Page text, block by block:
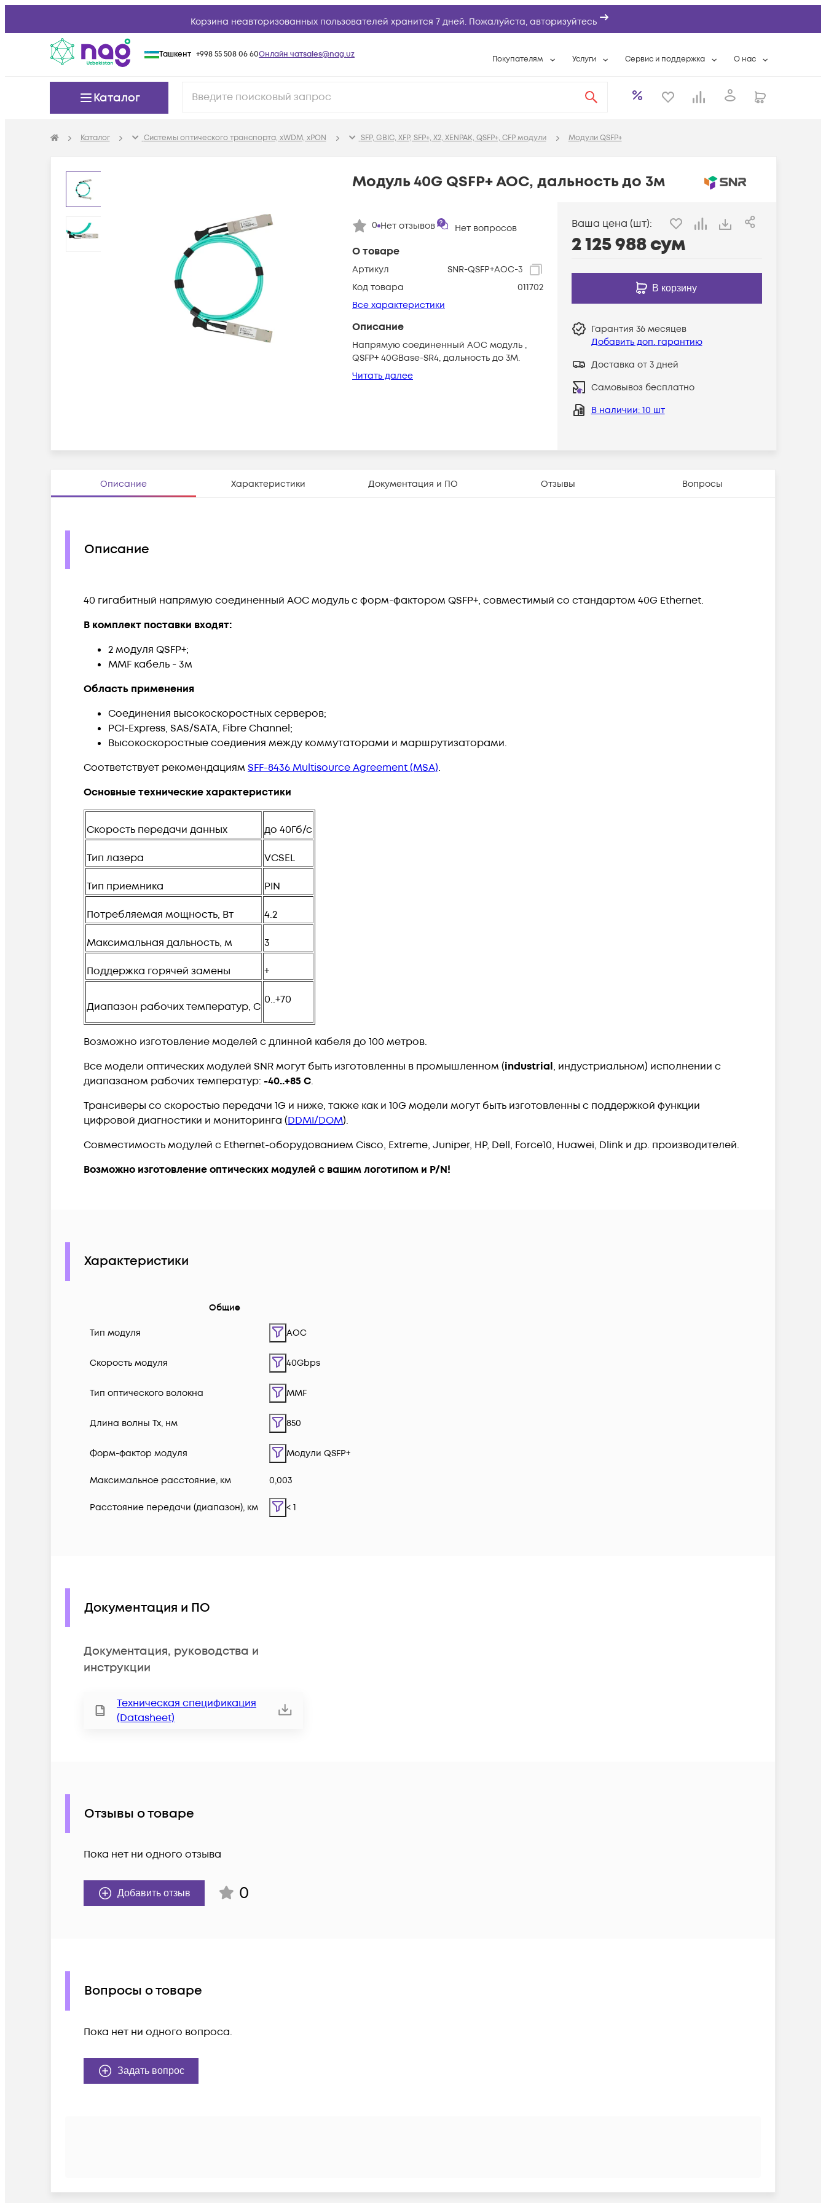
Корзина неавторизованных пользователей хранится 7 дней. Пожалуйста, авторизуйтесь
Ташкент +998 55 508 06 60Онлайн чатsales@nag.uz Покупателям
Вопросы и ответы
База знаний
Услуги
Расширенная гарантия
Сервис и поддержка
Разовые выездные работы
Условия оказания услуг
О нас
Контактная
Каталог
Каталог Системы оптического транспорта, xWDM, xPON SFP, GBIC, XFP, SFP+, X2, XENPAK, QSFP+, CFP модули Модули QSFP+
О товаре
Артикул
SNR-QSFP+AOC-3
Код товара
011702
Все характеристики
Описание
Напрямую соединенный AOC модуль ,
QSFP+ 40GBase-SR4, дальность до 3М.
Читать далее
Модуль 40G QSFP+ AOC, дальность до 3м
0 Нет отзывов Нет вопросов Ваша цена (шт):
2 125 988сум
В корзину
Гарантия 36 месяцев
Добавить доп. гарантию
Доставка от 3 дней
Самовывоз бесплатно
В наличии: 10 шт
Описание Характеристики Документация и ПО Отзывы Вопросы
Описание
40 гигабитный напрямую соединенный AOC модуль с форм-фактором QSFP+, совместимый со стандартом 40G Ethernet.
В комплект поставки входят:
2 модуля QSFP+;
MMF кабель - 3м
Область применения
Соединения высокоскоростных серверов;
PCI-Express, SAS/SATA, Fibre Channel;
Высокоскоростные соедиения между коммутаторами и маршрутизаторами.
Соответствует рекомендациям SFF-8436 Multisource Agreement (MSA).
Основные технические характеристики
Скорость передачи данных до 40Гб/с
Тип лазера VCSEL
Тип приемника PIN
Потребляемая мощность, Вт 4.2
Максимальная дальность, м 3
Поддержка горячей замены +
Диапазон рабочих температур, C
0..+70
Возможно изготовление моделей с длинной кабеля до 100 метров.
Все модели оптических модулей SNR могут быть изготовленны в промышленном (industrial, индустриальном) исполнении с
диапазаном рабочих температур: -40..+85 С.
Трансиверы со скоростью передачи 1G и ниже, также как и 10G модели могут быть изготовленны с поддержкой функции
цифровой диагностики и мониторинга (DDMI/DOM).
Совместимость модулей с Ethernet-оборудованием Cisco, Extreme, Juniper, HP, Dell, Force10, Huawei, Dlink и др. производителей.
Возможно изготовление оптических модулей с вашим логотипом и P/N!
Характеристики
Общие
Тип модуля AOC
Скорость модуля 40Gbps
Тип оптического волокна MMF
Длина волны Tx, нм 850
Форм-фактор модуля Модули QSFP+
Максимальное расстояние, км 0,003
Расстояние передачи (диапазон), км < 1
Документация и ПО
Документация, руководства и
инструкции
Техническая спецификация
(Datasheet)
Отзывы о товаре
Пока нет ни одного отзыва
Добавить отзыв 0
Вопросы о товаре
Пока нет ни одного вопроса.
Задать вопрос